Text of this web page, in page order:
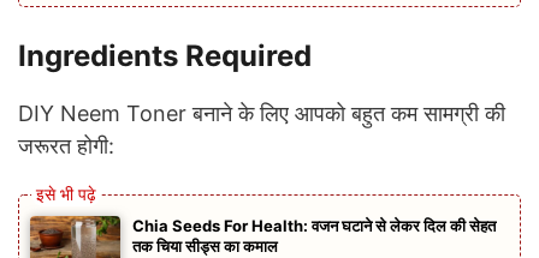
Ingredients Required
DIY Neem Toner बनाने के लिए आपको बहुत कम सामग्री की
जरूरत होगी:
Chia Seeds For Health: वजन घटाने से लेकर दिल की सेहत
तक चिया सीड्स का कमाल